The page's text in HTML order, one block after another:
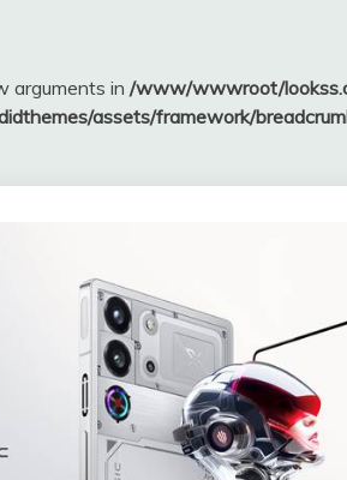
arguments in /www/wwwroot/
assets/framework/